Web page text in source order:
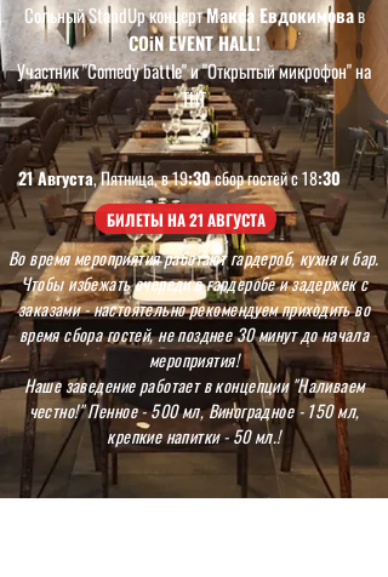
Сольный StandUp концертМакса Евдокимовав
COiN EVENT HALL!
Участник "Comedy battle" и "Открытый микрофон" на
ТНТ
21 Августа, Пятница, в 19:30сбор гостей с 18:30
БИЛЕТЫ НА 21 АВГУСТА
Во время мероприятия работают гардероб, кухня и бар.
Чтобы избежать очереди в гардеробе и задержек с
заказами - настоятельно рекомендуем приходить во
время сбора гостей, не позднее 30 минут до начала
мероприятия!
Наше заведение работает в концепции "Наливаем
честно!" Пенное - 500 мл, Виноградное - 150 мл,
крепкие напитки - 50 мл.!